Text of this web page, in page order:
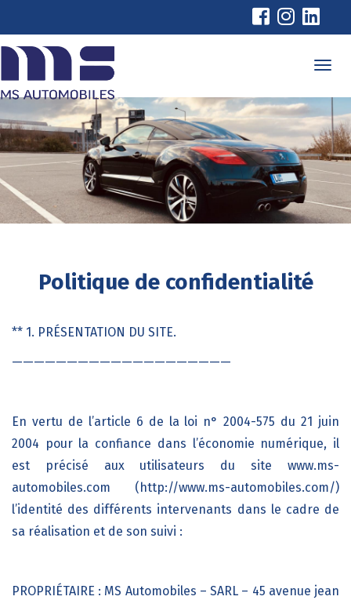
Politique de confidentialité
** 1. PRÉSENTATION DU SITE.
————————————————————
En vertu de l’article 6 de la loi n° 2004-575 du 21 juin
2004 pour la confiance dans l’économie numérique, il
est précisé aux utilisateurs du site www.ms-
automobiles.com
(http://www.ms-automobiles.com/)
l’identité des différents intervenants dans le cadre de
sa réalisation et de son suivi :
PROPRIÉTAIRE : MS Automobiles – SARL – 45 avenue jean